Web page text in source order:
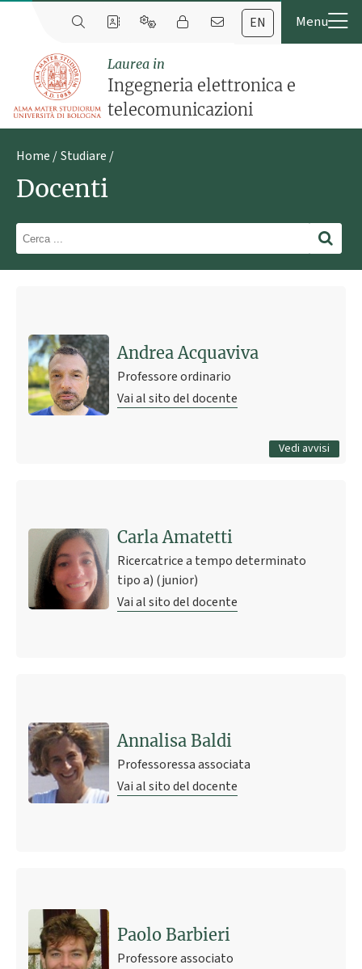
EN
Laurea in
Ingegneria elettronica e
telecomunicazioni
Home Studiare
Docenti
Andrea Acquaviva
Professore ordinario
Vai al sito del docente
Vedi avvisi
4 luglio 2020 15:00
Tutti gli avvisi
Carla Amatetti
Ricercatrice a tempo determinato
tipo a) (junior)
Vai al sito del docente
Annalisa Baldi
Professoressa associata
Vai al sito del docente
Paolo Barbieri
Professore associato
AVVIO CORSO STRATEGIA E GESTIONE DEL SISTEMA DEL
VALORE A-K Anno Accademico 2023/2024
11 aprile 2023 17:58